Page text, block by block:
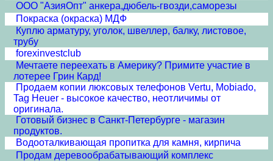
ООО "АзияОпт" анкера,дюбель-гвозди,саморезы
Покраска (окраска) МДФ
Куплю арматуру, уголок, швеллер, балку, листовое,
трубу
forexinvestclub
Мечтаете переехать в Америку? Примите участие в
лотерее Грин Кард!
Продаем копии люксовых телефонов Vertu, Mobiado,
Tag Heuer - высокое качество, неотличимы от
оригинала.
Готовый бизнес в Санкт-Петербурге - магазин
продуктов.
Водооталкивающая пропитка для камня, кирпича
Продам деревообрабатывающий комплекс